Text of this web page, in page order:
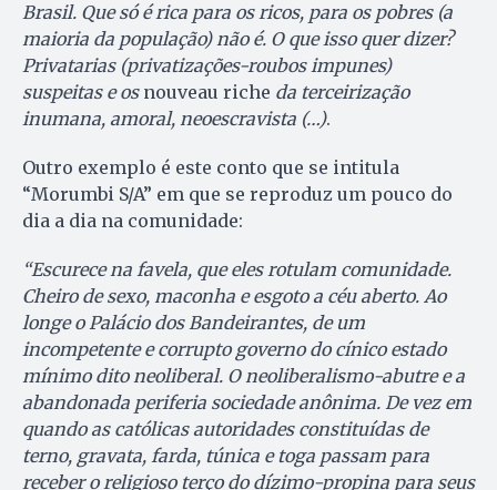
Brasil. Que só é rica para os ricos, para os pobres (a
maioria da população) não é. O que isso quer dizer?
Privatarias (privatizações-roubos impunes)
suspeitas e os nouveau riche da terceirização
inumana, amoral, neoescravista (…).
Outro exemplo é este conto que se intitula
“Morumbi S/A” em que se reproduz um pouco do
dia a dia na comunidade:
“Escurece na favela, que eles rotulam comunidade.
Cheiro de sexo, maconha e esgoto a céu aberto. Ao
longe o Palácio dos Bandeirantes, de um
incompetente e corrupto governo do cínico estado
mínimo dito neoliberal. O neoliberalismo-abutre e a
abandonada periferia sociedade anônima. De vez em
quando as católicas autoridades constituídas de
terno, gravata, farda, túnica e toga passam para
receber o religioso terço do dízimo-propina para seus